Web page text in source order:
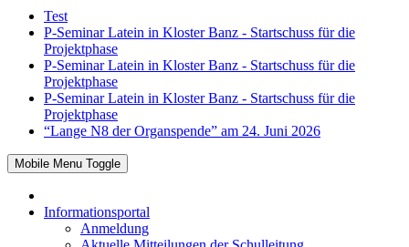
Test
P-Seminar Latein in Kloster Banz - Startschuss für die
Projektphase
P-Seminar Latein in Kloster Banz - Startschuss für die
Projektphase
P-Seminar Latein in Kloster Banz - Startschuss für die
Projektphase
“Lange N8 der Organspende” am 24. Juni 2026
Mobile Menu Toggle
Informationsportal
Anmeldung